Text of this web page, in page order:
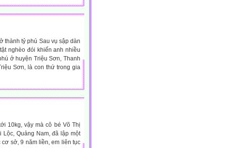
thành tỷ phú Sau vụ sập dàn
nghèo đói khiến anh nhiều
ở huyện Triệu Sơn, Thanh
Sơn, là con thứ trong gia
10kg, vậy mà cô bé Võ Thị
Quảng Nam, đã lập một
cơ sở, 9 năm liền, em liên tục